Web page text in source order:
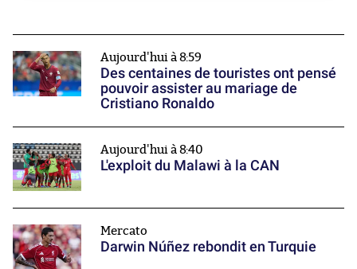
Aujourd'hui à 8:59
Des centaines de touristes ont pensé
pouvoir assister au mariage de
Cristiano Ronaldo
Aujourd'hui à 8:40
L'exploit du Malawi à la CAN
Mercato
Darwin Núñez rebondit en Turquie